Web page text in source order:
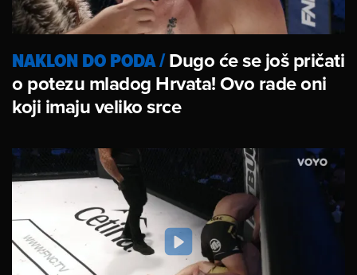
NAKLON DO PODA/Dugo će se još pričati
o potezu mladog Hrvata! Ovo rade oni
koji imaju veliko srce